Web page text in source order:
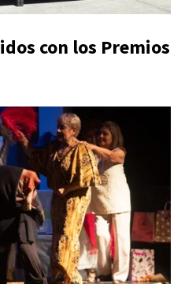
con los Premios